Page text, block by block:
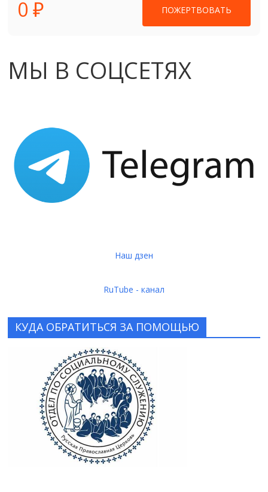
0 ₽ ПОЖЕРТВОВАТЬ
МЫ В СОЦСЕТЯХ
Наш дзен
RuTube - канал
КУДА ОБРАТИТЬСЯ ЗА ПОМОЩЬЮ